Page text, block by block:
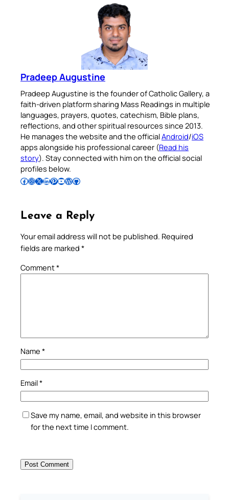
Pradeep Augustine
Pradeep Augustine is the founder of Catholic Gallery, a
faith-driven platform sharing Mass Readings in multiple
languages, prayers, quotes, catechism, Bible plans,
reflections, and other spiritual resources since 2013.
He manages the website and the officialAndroid/iOS
apps alongside his professional career (Read his
story). Stay connected with him on the official social
profiles below.
Follow Pradeep on Facebook Follow Pradeep on InstagramFollow Pradeep on X Follow Pradeep on LinkedIn Follow Pradeep on Pinterest Subscribe to Pradeep’s Youtube Channel Follow Pradeep on WordPress Follow Pradeep on GitHub
Leave a Reply
Your email address will not be published. Required
fields are marked *
Comment*
Name *
Email*
Save my name, email, and website in this browser
for the next time I comment.